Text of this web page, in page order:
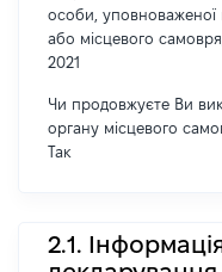
особи,
або місцевого
2021
Чи продовжуєте Ви
органу місцевого
Так
2.1.